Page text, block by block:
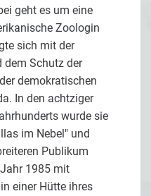
geht es um eine
Zoologin
sich mit der
dem Schutz der
demokratischen
In den achtziger
wurde sie
im Nebel" und
Publikum
1985 mit
einer Hütte ihres